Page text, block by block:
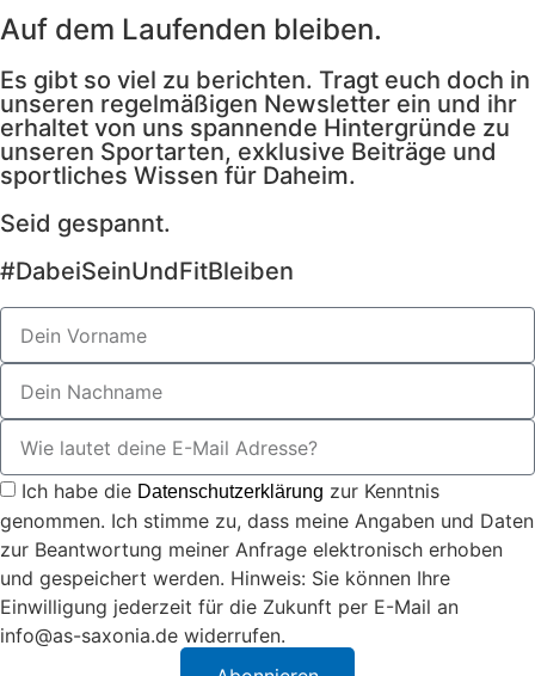
Auf dem Laufenden bleiben.
Es gibt so viel zu berichten. Tragt euch doch in
unseren regelmäßigen Newsletter ein und ihr
erhaltet von uns spannende Hintergründe zu
unseren Sportarten, exklusive Beiträge und
sportliches Wissen für Daheim.
Seid gespannt.
#DabeiSeinUndFitBleiben
Ich habe die Datenschutzerklärung zur Kenntnis
genommen. Ich stimme zu, dass meine Angaben und Daten
zur Beantwortung meiner Anfrage elektronisch erhoben
und gespeichert werden. Hinweis: Sie können Ihre
Einwilligung jederzeit für die Zukunft per E-Mail an
info@as-saxonia.de widerrufen.